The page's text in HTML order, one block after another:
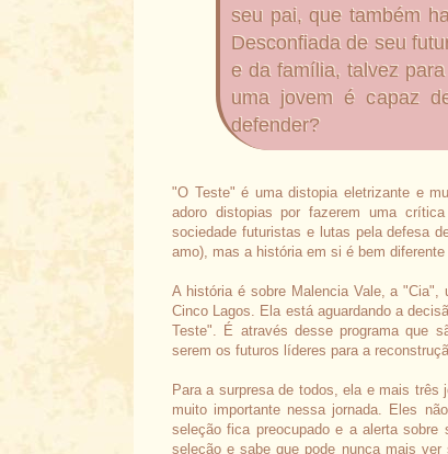
seu pai, que também
Desconfiada de seu
e da família, talvez
uma jovem é capaz
defender?
"O Teste" é uma distopia eletrizante e
adoro distopias por fazerem uma
sociedade futuristas e lutas pela defesa
amo), mas a história em si é bem
A história é sobre Malencia Vale, a "Cia",
Cinco Lagos. Ela está aguardando a
Teste". É através desse programa que
serem os futuros líderes para a
Para a surpresa de todos, ela e mais
muito importante nessa jornada. Eles
seleção fica preocupado e a alerta
seleção e sabe que pode nunca mais